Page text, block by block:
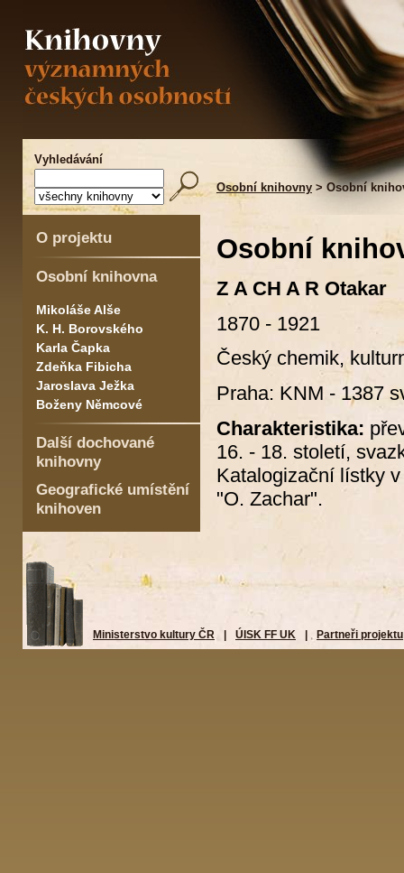
Vyhledávání
Osobní knihovny > Osobní
O projektu
Osobní knihovna
Mikoláše Alše
K. H. Borovského
Karla Čapka
Zdeňka Fibicha
Jaroslava Ježka
Boženy Němcové
Další dochované
knihovny
Geografické umístění
knihoven
Osobní
Z A CH A R Otakar
1870 - 1921
Český chemik,
Praha: KNM - 1387
Charakteristika:
16. - 18. století,
Katalogizační lístky
"O. Zachar".
Ministerstvo kultury ČR ÚISK FF UK Partneři projektu